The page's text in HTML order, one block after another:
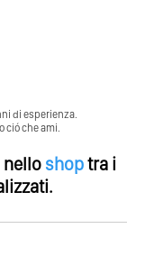
di esperienza.
ció che ami.
shoptra i